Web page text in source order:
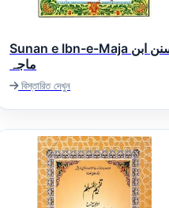
Sunan e Ibn-e-Maja سنن ابن
ماجہ
বিস্তারিত দেখুন